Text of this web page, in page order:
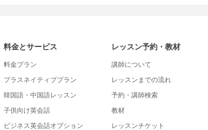
料金とサービス
料金プラン
プラスネイティブプラン
韓国語・中国語レッスン
子供向け英会話
ビジネス英会話オプション
レッスン予約・教材
講師について
レッスンまでの流れ
予約・講師検索
教材
レッスンチケット